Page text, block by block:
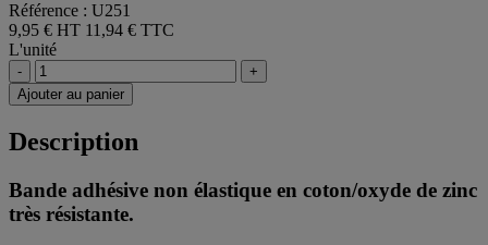
Référence : U251
9,95 € HT 11,94 € TTC
L'unité
-
+
Ajouter au panier
Description
Bande adhésive non élastique en coton/oxyde de zinc
très résistante.